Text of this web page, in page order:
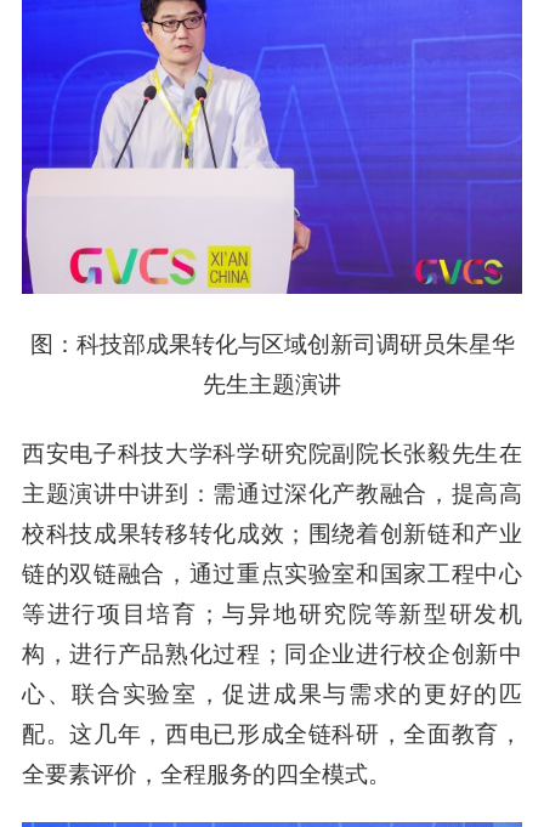
图：科技部成果转化与区域创新司调研员朱星华
先生主题演讲
西安电子科技大学科学研究院副院长张毅先生在
主题演讲中讲到：需通过深化产教融合，提高高
校科技成果转移转化成效；围绕着创新链和产业
链的双链融合，通过重点实验室和国家工程中心
等进行项目培育；与异地研究院等新型研发机
构，进行产品熟化过程；同企业进行校企创新中
心、联合实验室，促进成果与需求的更好的匹
配。这几年，西电已形成全链科研，全面教育，
全要素评价，全程服务的四全模式。